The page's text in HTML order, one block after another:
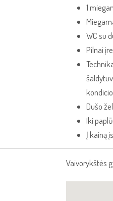
1
WC su
Pilnai
Dušo
Iki
Į kainą
Vaivorykštės